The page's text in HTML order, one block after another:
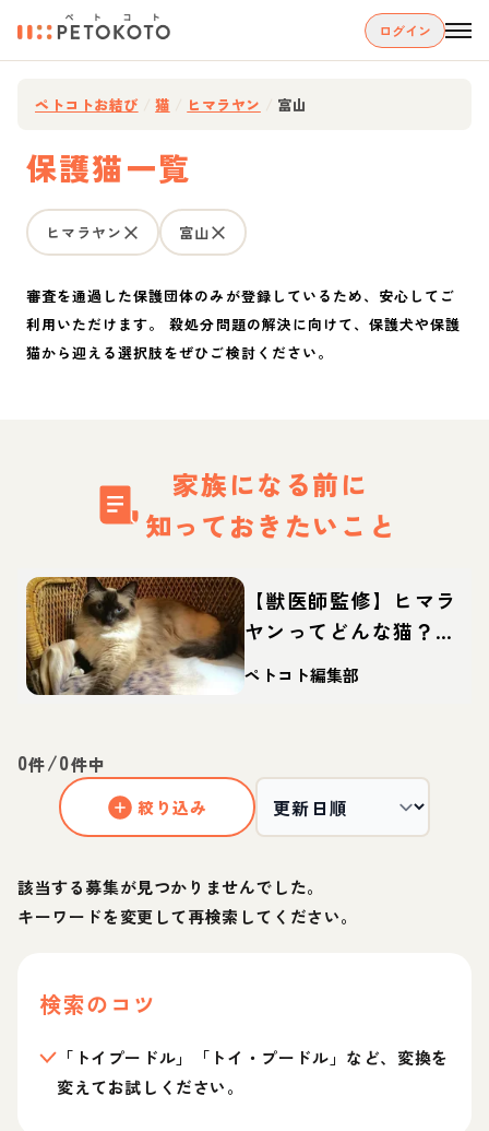
ログイン
ペトコトお結び 猫 ヒマラヤン 富山
保護猫一覧
ヒマラヤン 富山
審査を通過した保護団体のみが登録しているため、安心してご
利用いただけます。 殺処分問題の解決に向けて、保護犬や保護
猫から迎える選択肢をぜひご検討ください。
家族になる前に
知っておきたいこと
【獣医師監修】ヒマラ
ヤンってどんな猫？性
格・体重・寿命の特
徴・迎え方
ペトコト編集部
0件/0件中
絞り込み
該当する募集が見つかりませんでした。
キーワードを変更して再検索してください。
検索のコツ
「トイプードル」「トイ・プードル」など、変換を
変えてお試しください。